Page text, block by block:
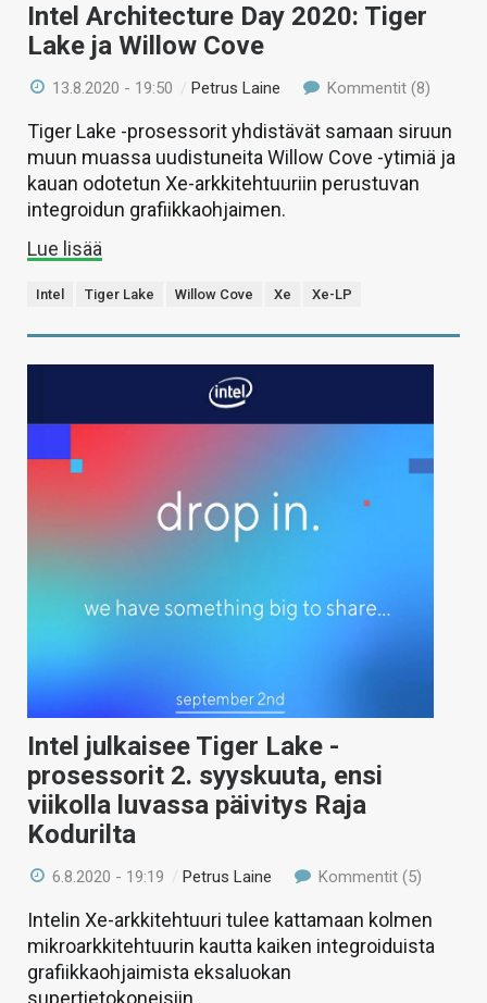
Intel Architecture Day 2020: Tiger
Lake ja Willow Cove
13.8.2020 - 19:50 /Petrus Laine Kommentit (8)
Tiger Lake -prosessorit yhdistävät samaan siruun
muun muassa uudistuneita Willow Cove -ytimiä ja
kauan odotetun Xe-arkkitehtuuriin perustuvan
integroidun grafiikkaohjaimen.
Lue lisää
Intel Tiger Lake Willow Cove Xe Xe-LP
Intel julkaisee Tiger Lake -
prosessorit 2. syyskuuta, ensi
viikolla luvassa päivitys Raja
Kodurilta
6.8.2020 - 19:19 / Petrus Laine Kommentit (5)
Intelin Xe-arkkitehtuuri tulee kattamaan kolmen
mikroarkkitehtuurin kautta kaiken integroiduista
grafiikkaohjaimista eksaluokan